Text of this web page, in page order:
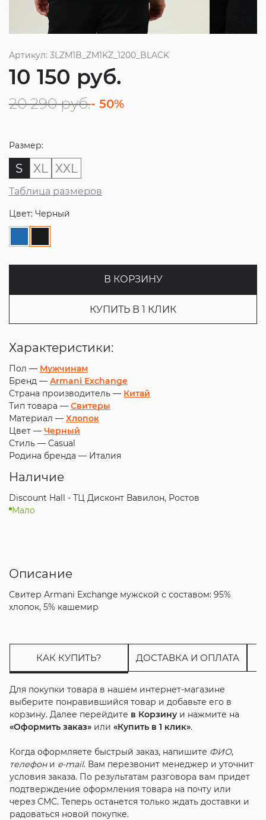
Артикул: 3LZM1B_ZM1KZ_1200_BLACK
10 150 руб.
20 290 руб.- 50%
Размер:
S XL XXL
Таблица размеров
Цвет: Черный
В КОРЗИНУ
КУПИТЬ В 1 КЛИК
Характеристики:
Пол — Мужчинам
Бренд — Armani Exchange
Страна производитель — Китай
Тип товара — Свитеры
Материал — Хлопок
Цвет — Черный
Стиль — Casual
Родина бренда — Италия
Наличие
Discount Hall - ТЦ Дисконт Вавилон, Ростов
Мало
Описание
Свитер Armani Exchange мужской с составом: 95%
хлопок, 5% кашемир
КАК КУПИТЬ? ДОСТАВКА И ОПЛАТА
Для покупки товара в нашем интернет-магазине
выберите понравившийся товар и добавьте его в
корзину. Далее перейдите в Корзинуи нажмите на
«Оформить заказ»или «Купить в 1 клик».
Когда оформляете быстрый заказ, напишите ФИО,
телефони e-mail. Вам перезвонит менеджер и уточнит
условия заказа. По результатам разговора вам придет
подтверждение оформления товара на почту или
через СМС. Теперь останется только ждать доставки и
радоваться новой покупке.